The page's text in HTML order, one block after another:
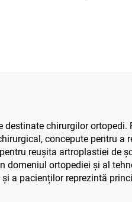
chirurgilor
concepute pentru
reușita artroplastiei de
domeniul ortopediei și al
a pacienților reprezintă